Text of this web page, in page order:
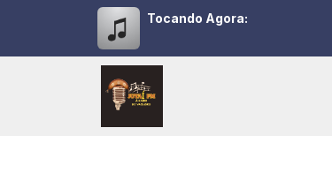
Tocando Agora: